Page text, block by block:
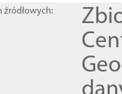
źródłowych: